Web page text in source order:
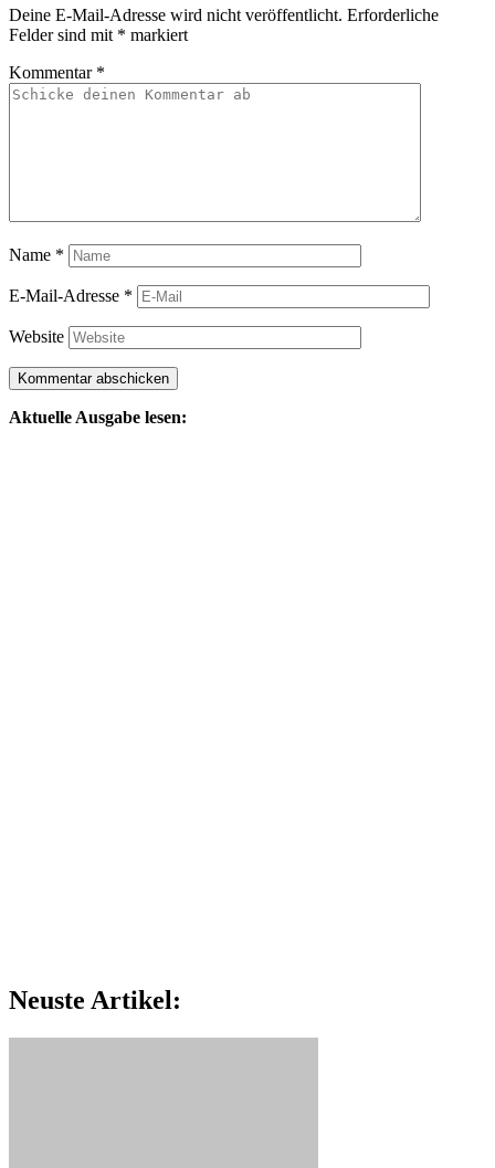
Deine E-Mail-Adresse wird nicht veröffentlicht. Erforderliche
Felder sind mit * markiert
Kommentar *
Name *
E-Mail-Adresse *
Website
Aktuelle Ausgabe lesen:
Neuste Artikel: